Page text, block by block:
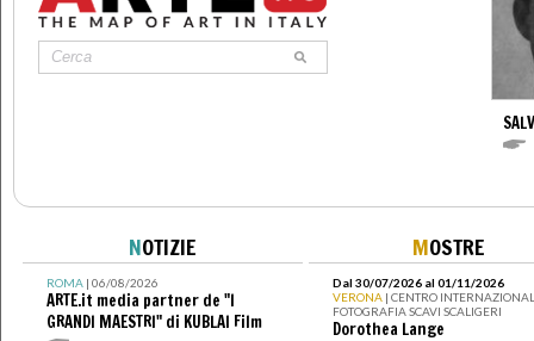
NOTIZIE
ROMA| 06/08/2026
ARTE.it media partner de "I
GRANDI MAESTRI" di KUBLAI Film
MOSTRE
Dal 30/07/2026 al 01/11/2026
VERONA | CENTRO
FOTOGRAFIA SCAVI SCALIGERI
Dorothea Lange